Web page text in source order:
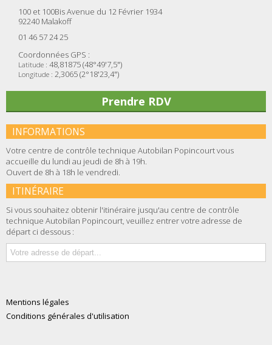
100 et 100Bis Avenue du 12 Février 1934
92240 Malakoff
01 46 57 24 25
Coordonnées GPS :
Latitude : 48,81875 (48°49'7,5")
Longitude : 2,3065 (2°18'23,4")
Prendre RDV
INFORMATIONS
Votre centre de contrôle technique Autobilan Popincourt vous
accueille du lundi au jeudi de 8h à 19h.
Ouvert de 8h à 18h le vendredi.
ITINÉRAIRE
Si vous souhaitez obtenir l'itinéraire jusqu'au centre de contrôle
technique Autobilan Popincourt, veuillez entrer votre adresse de
départ ci dessous :
Mentions légales
Conditions générales d'utilisation